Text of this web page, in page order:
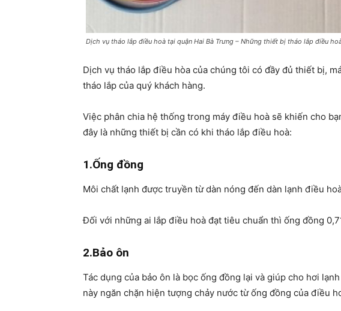
Dịch vụ tháo lắp điều hoà tại quận Hai Bà Trưng – Những thiết bị tháo lắp điều
Dịch vụ tháo lắp điều hòa của chúng tôi có đầy đủ thiết bị,
tháo lắp của quý khách hàng.
Việc phân chia hệ thống trong máy điều hoà sẽ khiến cho
đây là những thiết bị cần có khi tháo lắp điều hoà:
1.Ống đồng
Môi chất lạnh được truyền từ dàn nóng đến dàn lạnh điều
Đối với những ai lắp điều hoà đạt tiêu chuẩn thì ống đồng
2.Bảo ôn
Tác dụng của bảo ôn là bọc ống đồng lại và giúp cho hơi
này ngăn chặn hiện tượng chảy nước từ ống đồng của điều